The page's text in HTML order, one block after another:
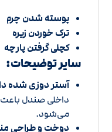
پوسته شدن چرم
ترک خوردن زیره
کچلی گرفتن پارچه
سایر توضیحات:
آستر دوزی شده
داخلی صندل باعث
می‌شود.
دوخت و طراحی